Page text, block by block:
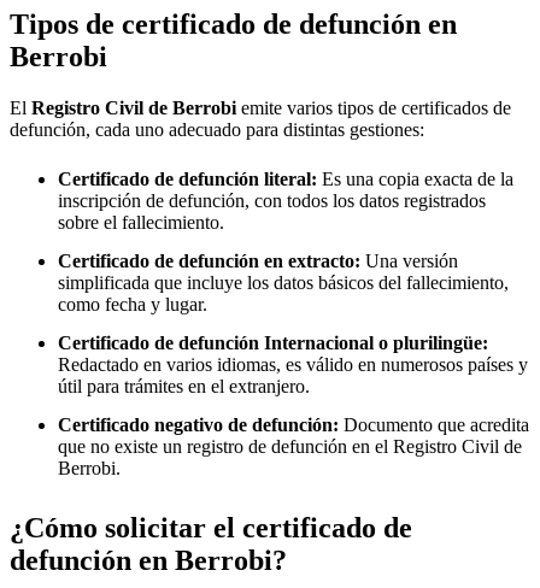
Tipos de certificado de defunción en
Berrobi
El Registro Civil de Berrobi emite varios tipos de certificados de
defunción, cada uno adecuado para distintas gestiones:
Certificado de defunción literal: Es una copia exacta de la
inscripción de defunción, con todos los datos registrados
sobre el fallecimiento.
Certificado de defunción en extracto: Una versión
simplificada que incluye los datos básicos del fallecimiento,
como fecha y lugar.
Certificado de defunción Internacional o plurilingüe:
Redactado en varios idiomas, es válido en numerosos países y
útil para trámites en el extranjero.
Certificado negativo de defunción: Documento que acredita
que no existe un registro de defunción en el Registro Civil de
Berrobi.
¿Cómo solicitar el certificado de
defunción en Berrobi?